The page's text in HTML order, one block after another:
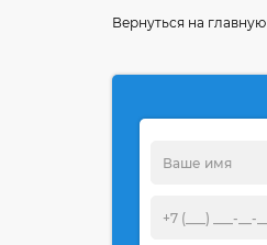
Вернуться на главную